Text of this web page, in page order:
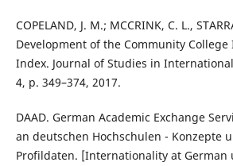
COPELAND, J. M.; MCCRINK, C. L.,
Development of the Community
Index. Journal of Studies in
4, p. 349–374, 2017.
DAAD. German Academic Exchange
an deutschen Hochschulen - Konzepte
Profildaten. [Internationality at German